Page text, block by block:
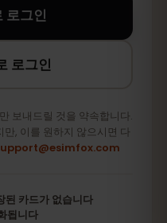
그인
로그인
보내드릴 것을 약속합니다.
, 이를 원하지 않으시면 다
된 카드가 없습니다
됩니다